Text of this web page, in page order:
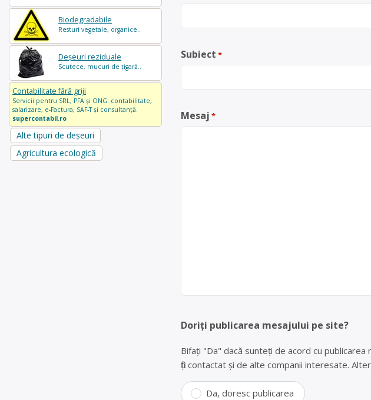
Biodegradabile
Resturi vegetale, organice..
Deșeuri reziduale
Scutece, mucuri de țigară..
Contabilitate fără griji
Servicii pentru SRL, PFA și ONG: contabilitate,
salarizare, e-Factura, SAF-T și consultanță.
supercontabil.ro
Alte tipuri de deșeuri
Agricultura ecologică
Subiect *
Mesaj *
Doriți publicarea mesajului pe site?
Bifați "Da" dacă sunteți de acord cu
fiți contactat și de alte companii interesate.
Da, doresc publicarea